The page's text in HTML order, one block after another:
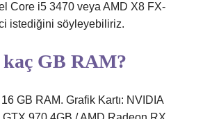
Core i5 3470 veya AMD X8 FX-
istediğini söyleyebiliriz.
GB RAM?
GB RAM. Grafik Kartı: NVIDIA